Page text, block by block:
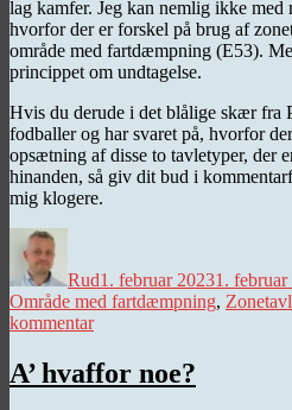
lag kamfer. Jeg kan nemlig ikke med
hvorfor der er forskel på brug af
område med fartdæmpning (E53).
princippet om undtagelse.
Hvis du derude i det blålige skær fra
fodballer og har svaret på, hvorfor
opsætning af disse to tavletyper, der
hinanden, så giv dit bud i
mig klogere.
Rud1. februar 20231. februar
Område med fartdæmpning,
kommentartil
A’ hvaffor noe?